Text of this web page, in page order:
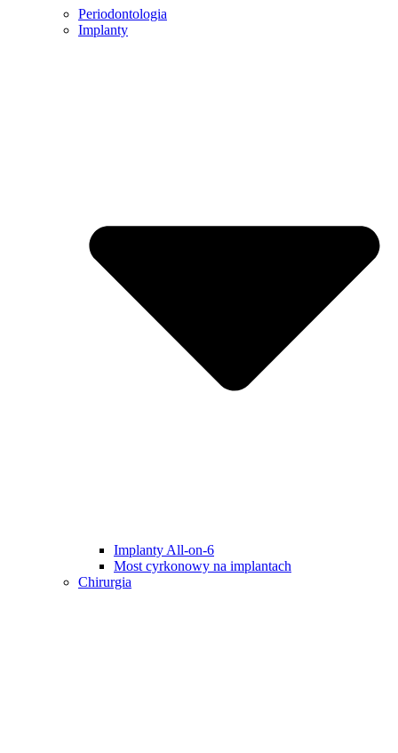
Periodontologia
Implanty
Implanty All-on-6
Most cyrkonowy na implantach
Chirurgia